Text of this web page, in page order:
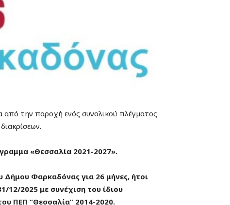
από την παροχή ενός συνολικού πλέγματος
«Θεσσαλία 2021-2027».
Φαρκαδόνας για 26 μήνες, ήτοι
12/2025 με συνέχιση του ίδιου
ΠΕΠ “Θεσσαλία” 2014-2020.